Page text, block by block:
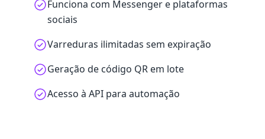
Funciona com Messenger e plataformas
sociais
Varreduras ilimitadas sem expiração
Geração de código QR em lote
Acesso à API para automação